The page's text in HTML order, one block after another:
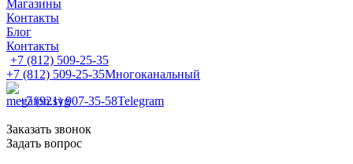
Магазины
Контакты
Блог
Контакты
+7 (812) 509-25-35
+7 (812) 509-25-35Многоканальный
+7 (921) 907-35-58Telegram
Заказать звонок
Задать вопрос